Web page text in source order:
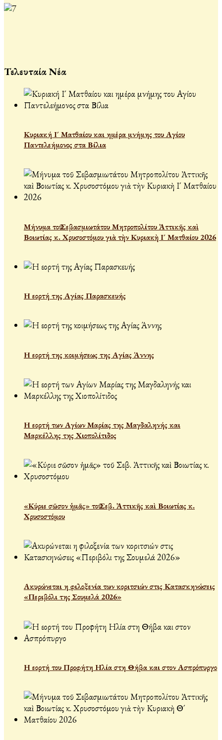
Τελευταία Νέα
Κυριακή Ι´ Ματθαίου και ημέρα μνήμης του Αγίου
Παντελεήμονος στα Βίλια
Μήνυμα τοῦ Σεβασμιωτάτου Μητροπολίτου Ἀττικῆς καὶ
Βοιωτίας κ. Χρυσοστόμου γιὰ τὴν Κυριακὴ Ι´ Ματθαίου 2026
Η εορτή της Αγίας Παρασκευής
Η εορτή της κοιμήσεως της Αγίας Άννης
Η εορτή των Αγίων Μαρίας της Μαγδαληνής και
Μαρκέλλης της Χιοπολίτιδος
«Κύριε σῶσον ἡμᾶς» τοῦ Σεβ. Ἀττικῆς καὶ Βοιωτίας κ.
Χρυσοστόμου
Ακυρώνεται η φιλοξενία των κοριτσιών στις Κατασκηνώσεις
«Περιβόλι της Σουμελά 2026»
Η εορτή του Προφήτη Ηλία στη Θήβα και στον Ασπρόπυργο